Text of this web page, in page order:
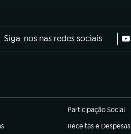
Siga-nos nas redes sociais
Participação Social
(abre em nova aba)
Receitas e Despesas
(abre em nova aba)